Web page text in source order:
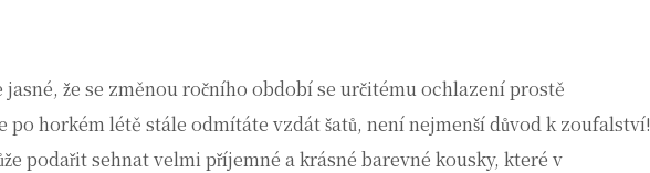
jasné, že se změnou ročního období se určitému ochlazení prostě
po horkém létě stále odmítáte vzdát šatů, není nejmenší důvod k zoufalství!
podařit sehnat velmi příjemné a krásné barevné kousky, které v